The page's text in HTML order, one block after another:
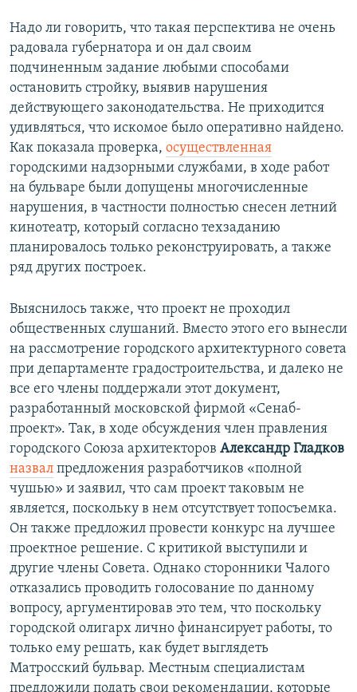
Надо ли говорить, что такая перспектива не очень
радовала губернатора и он дал своим
подчиненным задание любыми способами
остановить стройку, выявив нарушения
действующего законодательства. Не приходится
удивляться, что искомое было оперативно найдено.
Как показала проверка, осуществленная
городскими надзорными службами, в ходе работ
на бульваре были допущены многочисленные
нарушения, в частности полностью снесен летний
кинотеатр, который согласно техзаданию
планировалось только реконструировать, а также
ряд других построек.
Выяснилось также, что проект не проходил
общественных слушаний. Вместо этого его вынесли
на рассмотрение городского архитектурного совета
при департаменте градостроительства, и далеко не
все его члены поддержали этот документ,
разработанный московской фирмой «Сенаб-
проект». Так, в ходе обсуждения член правления
городского Союза архитекторов Александр Гладков
назвал предложения разработчиков «полной
чушью» и заявил, что сам проект таковым не
является, поскольку в нем отсутствует топосъемка.
Он также предложил провести конкурс на лучшее
проектное решение. С критикой выступили и
другие члены Совета. Однако сторонники Чалого
отказались проводить голосование по данному
вопросу, аргументировав это тем, что поскольку
городской олигарх лично финансирует работы, то
только ему решать, как будет выглядеть
Матросский бульвар. Местным специалистам
предложили подать свои рекомендации, которые